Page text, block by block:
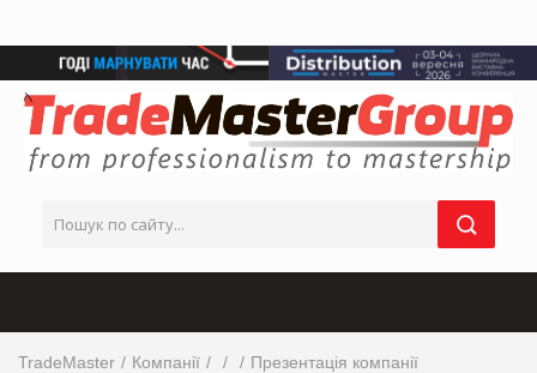
TradeMaster Компанії Презентація компанії